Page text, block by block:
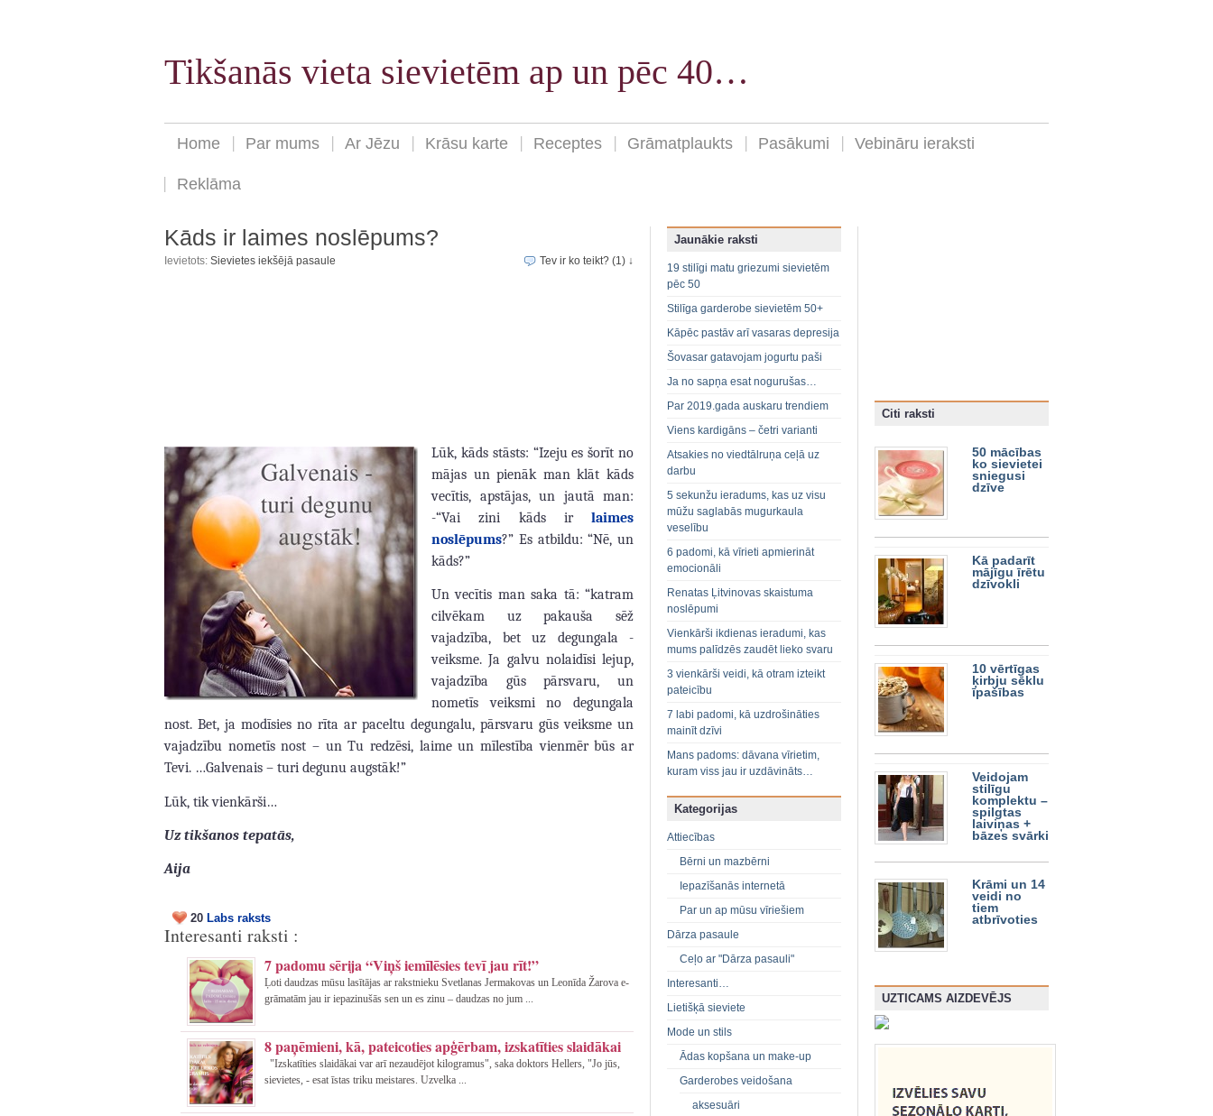
Tikšanās vieta sievietēm ap un pēc 40…
Home Par mums Ar Jēzu Krāsu karte Receptes Grāmatplaukts Pasākumi Vebināru ieraksti
Reklāma
Kāds ir laimes noslēpums?
Ievietots: Sievietes iekšējā pasaule Tev ir ko teikt? (1) ↓
Lūk, kāds stāsts: “Izeju es šorīt no
mājas un pienāk man klāt kāds
vecītis, apstājas, un jautā man:
-“Vai zini kāds ir laimes
noslēpums?” Es atbildu: “Nē, un
kāds?”
Un vecītis man saka tā: “katram
cilvēkam uz pakauša sēž
vajadzība, bet uz degungala -
veiksme. Ja galvu nolaidīsi lejup,
vajadzība gūs pārsvaru, un
nometīs veiksmi no degungala
nost. Bet, ja modīsies no rīta ar paceltu degungalu, pārsvaru gūs veiksme un
vajadzību nometīs nost – un Tu redzēsi, laime un mīlestība vienmēr būs ar
Tevi. …Galvenais – turi degunu augstāk!”
Lūk, tik vienkārši…
Uz tikšanos tepatās,
Aija
20 Labs raksts
Interesanti raksti :
7 padomu sērija “Viņš iemīlēsies tevī jau rīt!”
Ļoti daudzas mūsu lasītājas ar rakstnieku Svetlanas Jermakovas un Leonīda Žarova e-
grāmatām jau ir iepazinušās sen un es zinu – daudzas no jum ...
8 paņēmieni, kā, pateicoties apģērbam, izskatīties slaidākai
"Izskatīties slaidākai var arī nezaudējot kilogramus", saka doktors Hellers, "Jo jūs,
sievietes, - esat īstas triku meistares. Uzvelka ...
Jaunākie raksti
19 stilīgi matu griezumi sievietēm
pēc 50
Stilīga garderobe sievietēm 50+
Kāpēc pastāv arī vasaras depresija
Šovasar gatavojam jogurtu paši
Ja no sapņa esat nogurušas…
Par 2019.gada auskaru trendiem
Viens kardigāns – četri varianti
Atsakies no viedtālruņa ceļā uz
darbu
5 sekunžu ieradums, kas uz visu
mūžu saglabās mugurkaula
veselību
6 padomi, kā vīrieti apmierināt
emocionāli
Renatas Ļitvinovas skaistuma
noslēpumi
Vienkārši ikdienas ieradumi, kas
mums palīdzēs zaudēt lieko svaru
3 vienkārši veidi, kā otram izteikt
pateicību
7 labi padomi, kā uzdrošināties
mainīt dzīvi
Mans padoms: dāvana vīrietim,
kuram viss jau ir uzdāvināts…
Kategorijas
Attiecības
Bērni un mazbērni
Iepazīšanās internetā
Par un ap mūsu vīriešiem
Dārza pasaule
Ceļo ar "Dārza pasauli"
Interesanti…
Lietišķā sieviete
Mode un stils
Ādas kopšana un make-up
Garderobes veidošana
aksesuāri
Citi raksti
50 mācības
ko sievietei
sniegusi
dzīve
Kā padarīt
mājīgu īrētu
dzīvokli
10 vērtīgas
ķirbju sēklu
īpašības
Veidojam
stilīgu
komplektu –
spilgtas
laiviņas +
bāzes svārki
Krāmi un 14
veidi no
tiem
atbrīvoties
UZTICAMS AIZDEVĒJS